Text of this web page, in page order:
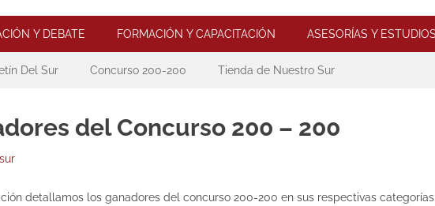
Y DEBATE FORMACIÓN Y CAPACITACIÓN ASESORÍAS Y ESTUDIOS
Del Sur Concurso 200-200 Tienda de Nuestro Sur
del Concurso 200 – 200
detallamos los ganadores del concurso 200-200 en sus respectivas categorías: